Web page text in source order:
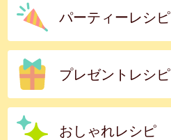
パーティーレシピ
プレゼントレシピ
おしゃれレシピ